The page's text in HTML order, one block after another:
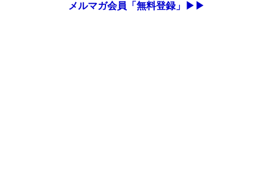
メルマガ会員「無料登録」▶▶